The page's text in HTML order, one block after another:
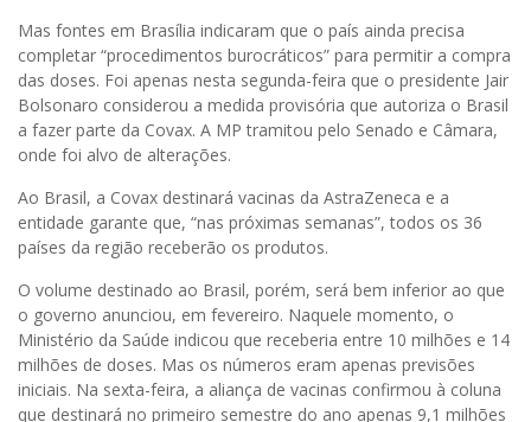
Mas fontes em Brasília indicaram que o país ainda precisa
completar “procedimentos burocráticos” para permitir a compra
das doses. Foi apenas nesta segunda-feira que o presidente Jair
Bolsonaro considerou a medida provisória que autoriza o Brasil
a fazer parte da Covax. A MP tramitou pelo Senado e Câmara,
onde foi alvo de alterações.
Ao Brasil, a Covax destinará vacinas da AstraZeneca e a
entidade garante que, “nas próximas semanas”, todos os 36
países da região receberão os produtos.
O volume destinado ao Brasil, porém, será bem inferior ao que
o governo anunciou, em fevereiro. Naquele momento, o
Ministério da Saúde indicou que receberia entre 10 milhões e 14
milhões de doses. Mas os números eram apenas previsões
iniciais. Na sexta-feira, a aliança de vacinas confirmou à coluna
que destinará no primeiro semestre do ano apenas 9,1 milhões